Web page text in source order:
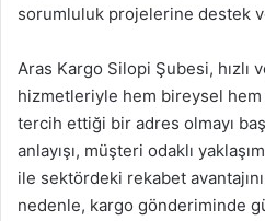
sorumluluk projelerine destek
Aras Kargo Silopi Şubesi, hızlı
hizmetleriyle hem bireysel
tercih ettiği bir adres olmayı
anlayışı, müşteri odaklı
ile sektördeki rekabet
nedenle, kargo gönderiminde